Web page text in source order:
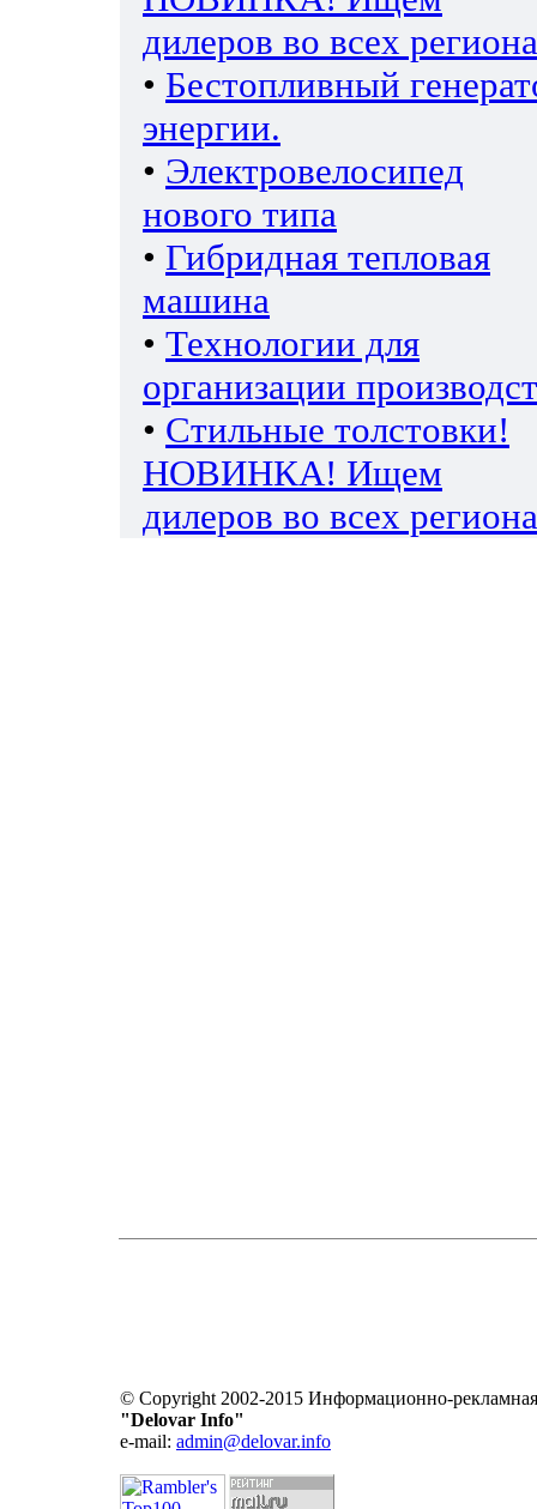
дилеров во всех
• Бестопливный
энергии.
• Электровелосипед
нового типа
• Гибридная тепловая
машина
• Технологии для
организации
• Стильные толстовки!
НОВИНКА! Ищем
дилеров во всех
© Copyright 2002-2015 Информационно-
"Delovar Info"
e-mail: admin@delovar.info